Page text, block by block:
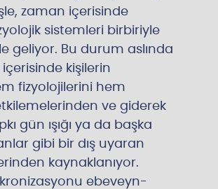
zaman içerisinde
sistemleri birbiriyle
geliyor. Bu durum aslında
kişilerin
fizyolojilerini hem
ve giderek
gün ışığı ya da başka
gibi bir dış uyaran
kaynaklanıyor.
ebeveyn-